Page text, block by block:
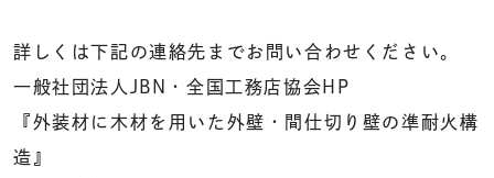
詳しくは下記の連絡先までお問い合わせください。
一般社団法人JBN・全国工務店協会HP
『外装材に木材を用いた外壁・間仕切り壁の準耐火構
造』